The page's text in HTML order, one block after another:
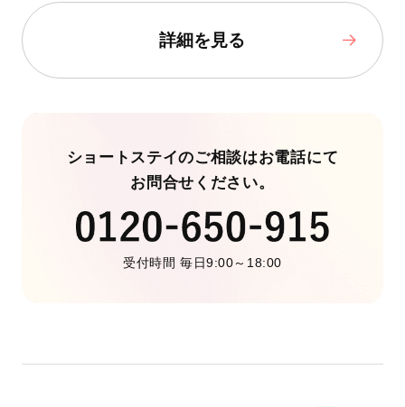
詳細を見る
ショートステイのご相談はお電話にて
お問合せください。
受付時間 毎日9:00～18:00